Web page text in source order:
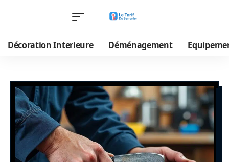
Décoration Interieure Déménagement